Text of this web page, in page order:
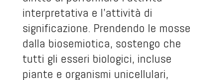
interpretativa e l’attività di
significazione. Prendendo le mosse
dalla biosemiotica, sostengo che
tutti gli esseri biologici, incluse
piante e organismi unicellulari,